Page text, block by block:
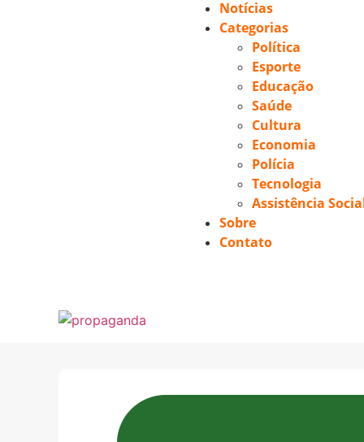
Notícias
Categorias
Política
Esporte
Educação
Saúde
Cultura
Economia
Polícia
Tecnologia
Assistência
Sobre
Contato